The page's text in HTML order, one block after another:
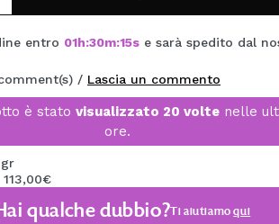
entro 01h:30m:15s e sarà spedito dal
/ Lascia un commento
è stato visualizzato 20 volte nelle
ore.
qualche dubbio?Ti aiutiamoqui